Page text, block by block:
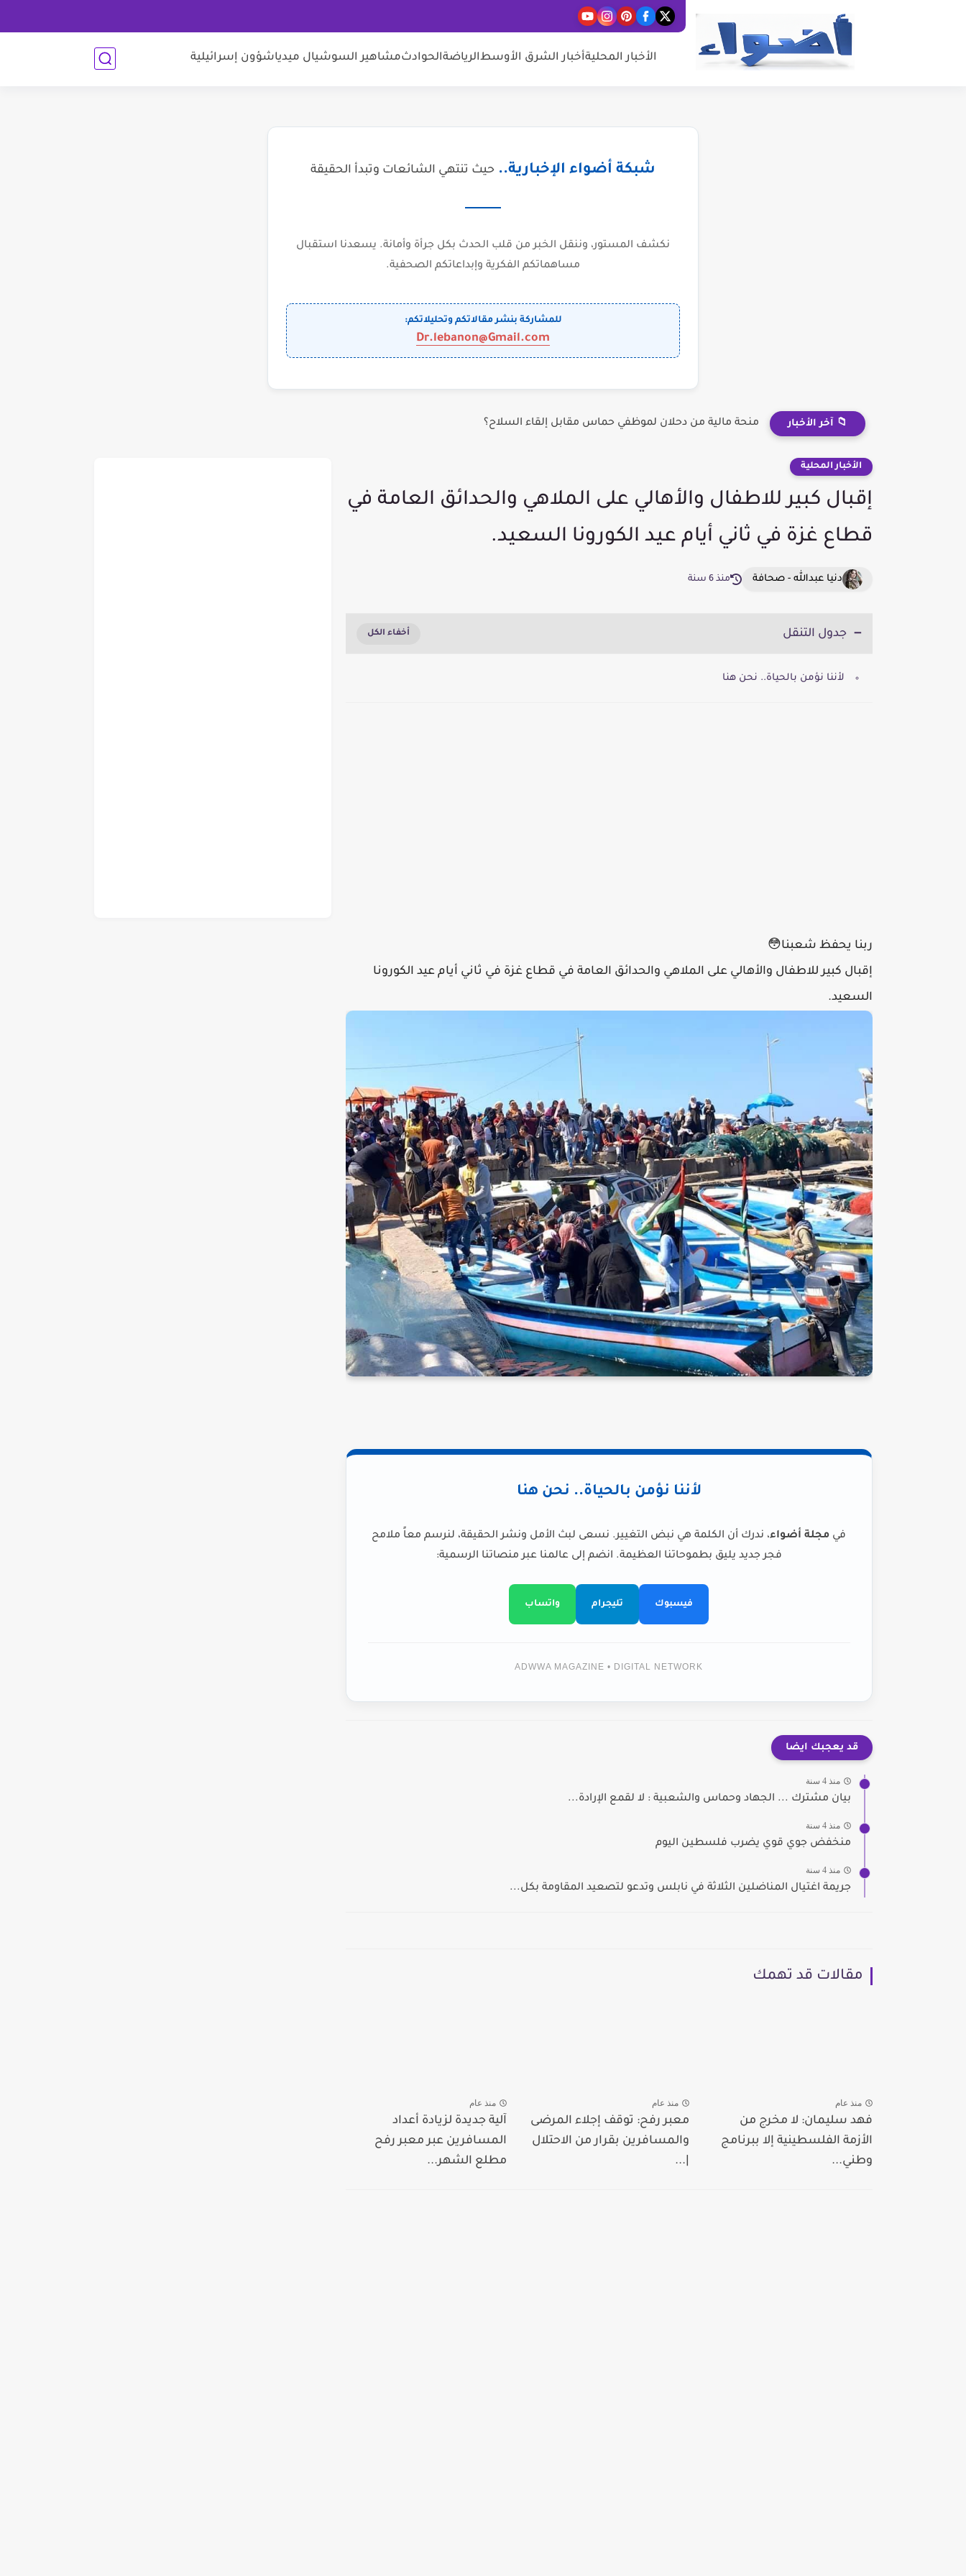
الأخبار المحليةأخبار الشرق الأوسطالرياضةالحوادثمشاهير السوشيال ميدياشؤون إسرائيلية
شبكة أضواء الإخبارية.. حيث تنتهي الشائعات وتبدأ الحقيقة
نكشف المستور، وننقل الخبر من قلب الحدث بكل جرأة وأمانة. يسعدنا استقبال
مساهماتكم الفكرية وإبداعاتكم الصحفية.
للمشاركة بنشر مقالاتكم وتحليلاتكم:
Dr.lebanon@Gmail.com
📁 آخر الأخبار منحة مالية من دحلان لموظفي حماس مقابل إلقاء السلاح؟
الأخبار المحلية
إقبال كبير للاطفال والأهالي على الملاهي والحدائق العامة في
قطاع غزة في ثاني أيام عيد الكورونا السعيد.
دنيا عبدالله - صحافة منذ 6 سنة
جدول التنقل
لأننا نؤمن بالحياة.. نحن هنا
ربنا يحفظ شعبنا😳
إقبال كبير للاطفال والأهالي على الملاهي والحدائق العامة في قطاع غزة في ثاني أيام عيد الكورونا
السعيد.
لأننا نؤمن بالحياة.. نحن هنا
في مجلة أضواء، ندرك أن الكلمة هي نبض التغيير. نسعى لبث الأمل ونشر الحقيقة، لنرسم معاً ملامح
فجر جديد يليق بطموحاتنا العظيمة. انضم إلى عالمنا عبر منصاتنا الرسمية:
فيسبوك تليجرام واتساب
ADWWA MAGAZINE • DIGITAL NETWORK
قد يعجبك ايضا
منذ 4 سنة
بيان مشترك ... الجهاد وحماس والشعبية : لا لقمع الإرادة...
منذ 4 سنة
منخفض جوي قوي يضرب فلسطين اليوم
منذ 4 سنة
جريمة اغتيال المناضلين الثلاثة في نابلس وتدعو لتصعيد المقاومة بكل...
مقالات قد تهمك
منذ عام
فهد سليمان: لا مخرج من
الأزمة الفلسطينية إلا ببرنامج
وطني...
منذ عام
معبر رفح: توقف إجلاء المرضى
والمسافرين بقرار من الاحتلال
|...
منذ عام
آلية جديدة لزيادة أعداد
المسافرين عبر معبر رفح
مطلع الشهر...